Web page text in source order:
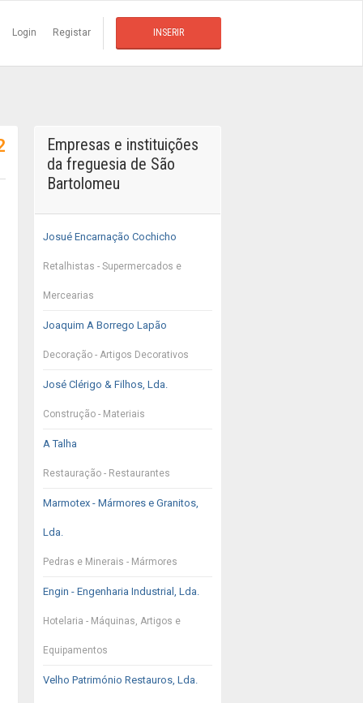
Login Registar INSERIR
Empresas e instituições
da freguesia de São
Bartolomeu
Josué Encarnação Cochicho
Retalhistas - Supermercados e
Mercearias
Joaquim A Borrego Lapão
Decoração - Artigos Decorativos
José Clérigo & Filhos, Lda.
Construção - Materiais
A Talha
Restauração - Restaurantes
Marmotex - Mármores e Granitos,
Lda.
Pedras e Minerais - Mármores
Engin - Engenharia Industrial, Lda.
Hotelaria - Máquinas, Artigos e
Equipamentos
Velho Património Restauros, Lda.